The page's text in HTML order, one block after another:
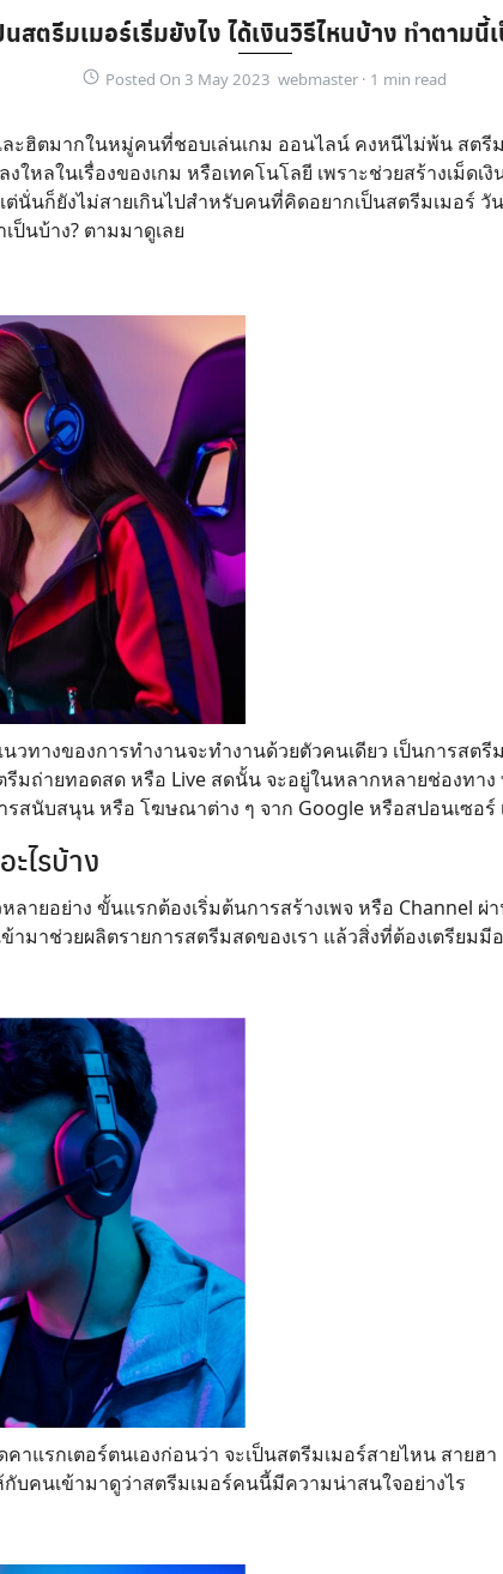
สตรีมเมอร์เริ่มยังไง ได้เงินวิธีไหนบ้าง ทำตามนี้
Posted On 3 May 2023 webmaster ·
ฮิตมากในหมู่คนที่ชอบเล่นเกม ออนไลน์ คงหนีไม่พ้น สตรี
หลในเรื่องของเกม หรือเทคโนโลยี เพราะช่วยสร้างเม็ด
ต่นั่นก็ยังไม่สายเกินไปสำหรับคนที่คิดอยากเป็นสตรีมเมอร์
ป็นบ้าง? ตามมาดูเลย
ทางของการทำงานจะทำงานด้วยตัวคนเดียว เป็นการสต
ถ่ายทอดสด หรือ Live สดนั้น จะอยู่ในหลากหลายช่องทาง
สนับสนุน หรือ โฆษณาต่าง ๆ จาก Google หรือสปอนเซอร์
ไรบ้าง
ลายอย่าง ขั้นแรกต้องเริ่มต้นการสร้างเพจ หรือ Channel
มาช่วยผลิตรายการสตรีมสดของเรา แล้วสิ่งที่ต้องเตรียม
าแรกเตอร์ตนเองก่อนว่า จะเป็นสตรีมเมอร์สายไหน สาย
บคนเข้ามาดูว่าสตรีมเมอร์คนนี้มีความน่าสนใจอย่างไร